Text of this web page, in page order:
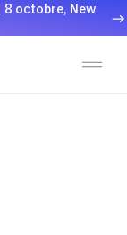
8 octobre, New